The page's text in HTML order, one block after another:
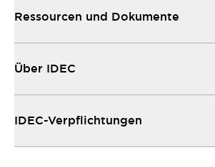
Ressourcen und Dokumente
Über IDEC
IDEC-Verpflichtungen